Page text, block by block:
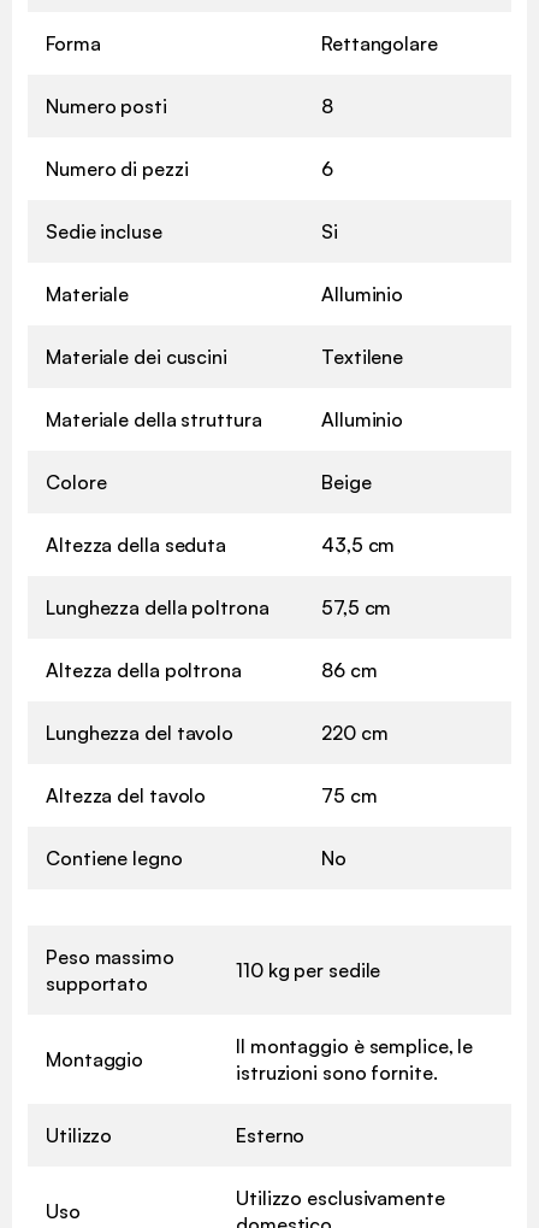
Forma Rettangolare
Numero posti 8
Numero di pezzi 6
Sedie incluse Si
Materiale Alluminio
Materiale dei cuscini Textilene
Materiale della struttura Alluminio
Colore Beige
Altezza della seduta 43,5 cm
Lunghezza della poltrona 57,5 cm
Altezza della poltrona 86 cm
Lunghezza del tavolo 220 cm
Altezza del tavolo 75 cm
Contiene legno No
Peso massimo
supportato
110 kg per sedile
Montaggio
Il montaggio è semplice, le
istruzioni sono fornite.
Utilizzo Esterno
Uso
Utilizzo esclusivamente